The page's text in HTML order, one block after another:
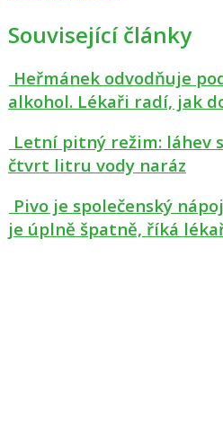
Související články
Heřmánek odvodňuje
alkohol. Lékaři radí, jak
Letní pitný režim: láhev
čtvrt litru vody naráz
Pivo je společenský
je úplně špatně, říká